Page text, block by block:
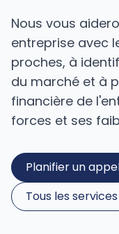
Nous vous
entreprise avec
proches, à
du marché et à
financière de
forces et ses
Planifier un
Tous les services